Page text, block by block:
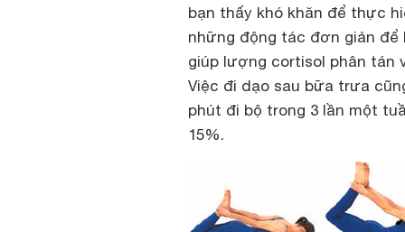
bạn thấy khó khăn để thực
những động tác đơn giản để
giúp lượng cortisol phân tán
Việc đi dạo sau bữa trưa
phút đi bộ trong 3 lần một
15%.